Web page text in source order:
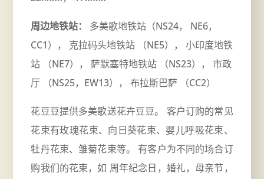
周边地铁站：
多美歌地铁站（NS24， NE6，
CC1）， 克拉码头地铁站 （NE5）， 小印度地铁
站 （NE7）， 萨默塞特地铁站 （NS23）， 市政
厅 （NS25，EW13）， 布拉斯巴萨 （CC2）
花豆豆提供多美歌送花卉豆豆。 客户订购的常见
花束有玫瑰花束、向日葵花束、婴儿呼吸花束、
牡丹花束、雏菊花束等。 有客户为不同的场合订
购我们的花束，如 周年纪念日，婚礼，母亲节，